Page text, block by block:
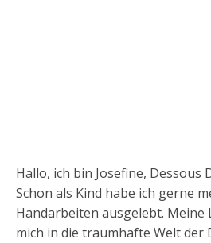
Hallo, ich bin Josefine, Dessous
Schon als Kind habe ich gerne
Handarbeiten ausgelebt. Meine
mich in die traumhafte Welt der